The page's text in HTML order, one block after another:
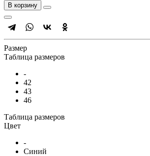
В корзину
Размер
Таблица размеров
-
42
43
46
Таблица размеров
Цвет
-
Синий